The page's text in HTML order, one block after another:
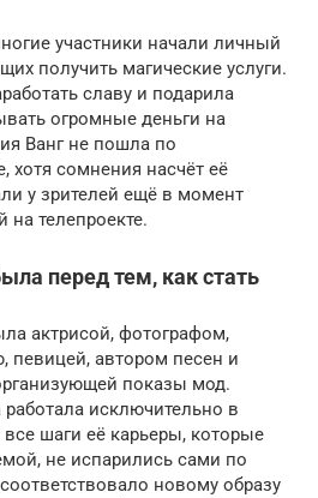
участники начали личный
получить магические услуги.
славу и подарила
огромные деньги на
Ванг не пошла по
хотя сомнения насчёт её
у зрителей ещё в момент
телепроекте.
перед тем, как стать
актрисой, фотографом,
автором песен и
показы мод.
исключительно в
шаги её карьеры, которые
не испарились сами по
новому образу